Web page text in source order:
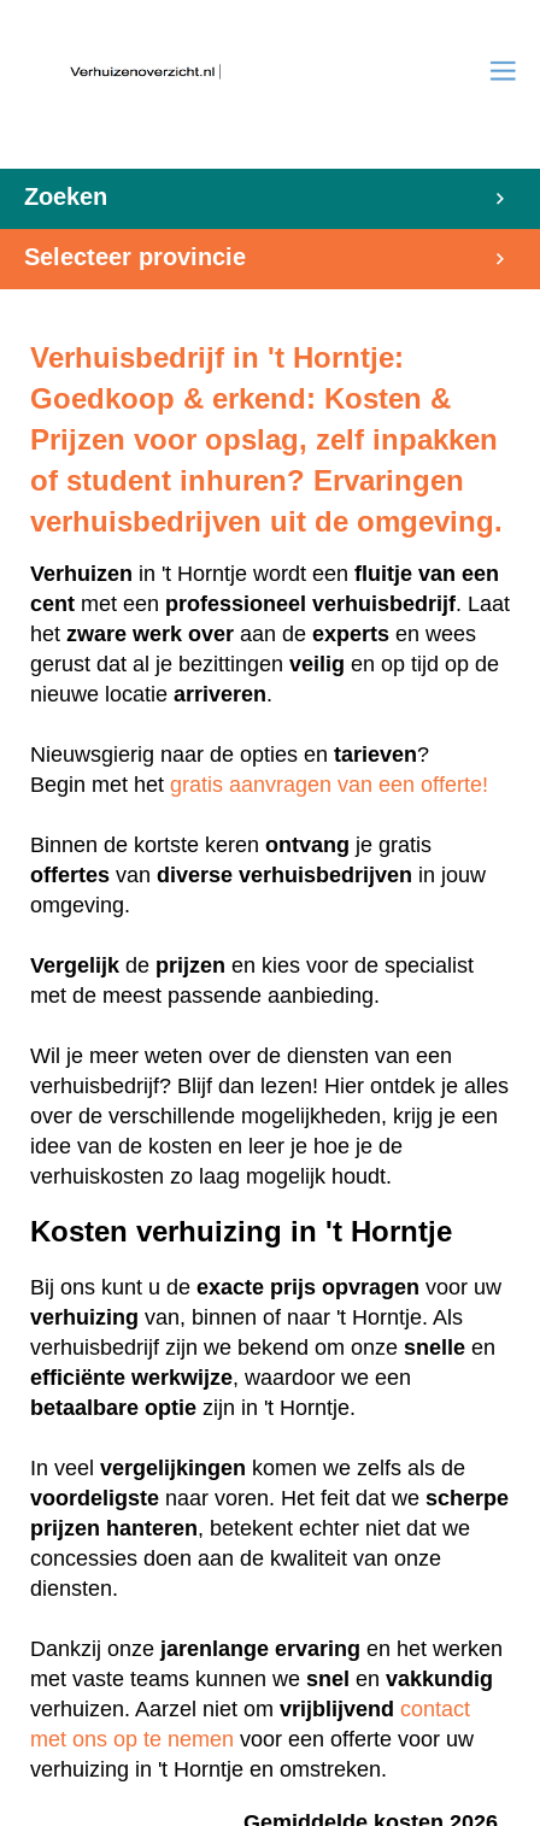
Zoeken
Selecteer provincie
Verhuisbedrijf in 't Horntje:
Goedkoop & erkend: Kosten &
Prijzen voor opslag, zelf inpakken
of student inhuren? Ervaringen
verhuisbedrijven uit de omgeving.
Verhuizen in 't Horntje wordt een fluitje van een
cent met een professioneel verhuisbedrijf. Laat
het zware werk over aan de experts en wees
gerust dat al je bezittingen veilig en op tijd op de
nieuwe locatie arriveren.
Nieuwsgierig naar de opties en tarieven?
Begin met het gratis aanvragen van een offerte!
Binnen de kortste keren ontvang je gratis
offertes van diverse verhuisbedrijven in jouw
omgeving.
Vergelijk de prijzen en kies voor de specialist
met de meest passende aanbieding.
Wil je meer weten over de diensten van een
verhuisbedrijf? Blijf dan lezen! Hier ontdek je alles
over de verschillende mogelijkheden, krijg je een
idee van de kosten en leer je hoe je de
verhuiskosten zo laag mogelijk houdt.
Kosten verhuizing in 't Horntje
Bij ons kunt u de exacte prijs opvragen voor uw
verhuizing van, binnen of naar 't Horntje. Als
verhuisbedrijf zijn we bekend om onze snelle en
efficiënte werkwijze, waardoor we een
betaalbare optie zijn in 't Horntje.
In veel vergelijkingen komen we zelfs als de
voordeligste naar voren. Het feit dat we scherpe
prijzen hanteren, betekent echter niet dat we
concessies doen aan de kwaliteit van onze
diensten.
Dankzij onze jarenlange ervaring en het werken
met vaste teams kunnen we snel en vakkundig
verhuizen. Aarzel niet om vrijblijvend contact
met ons op te nemen voor een offerte voor uw
verhuizing in 't Horntje en omstreken.